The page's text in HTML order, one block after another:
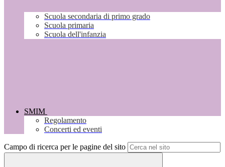
Scuola secondaria di primo grado
Scuola primaria
Scuola dell'infanzia
SMIM
Regolamento
Concerti ed eventi
Campo di ricerca per le pagine del sito